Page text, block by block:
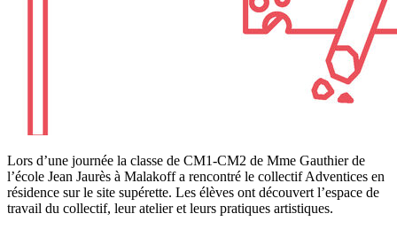
Lors d’une journée la classe de CM1-CM2 de Mme Gauthier de
l’école Jean Jaurès à Malakoff a rencontré le collectif Adventices en
résidence sur le site supérette. Les élèves ont découvert l’espace de
travail du collectif, leur atelier et leurs pratiques artistiques.